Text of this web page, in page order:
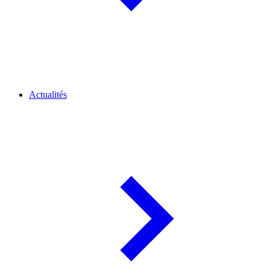
Actualités